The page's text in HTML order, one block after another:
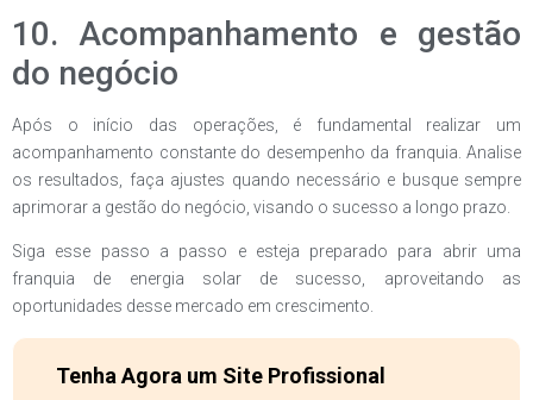
10. Acompanhamento e gestão
do negócio
Após o início das operações, é fundamental realizar um
acompanhamento constante do desempenho da franquia. Analise
os resultados, faça ajustes quando necessário e busque sempre
aprimorar a gestão do negócio, visando o sucesso a longo prazo.
Siga esse passo a passo e esteja preparado para abrir uma
franquia de energia solar de sucesso, aproveitando as
oportunidades desse mercado em crescimento.
Tenha Agora um Site Profissional